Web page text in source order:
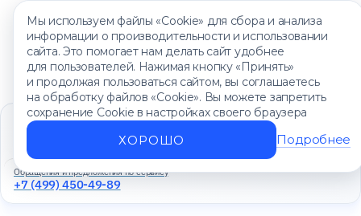
Мы используем файлы «Cookie» для сбора и анализа
информации о производительности и использовании
сайта. Это помогает нам делать сайт удобнее
для пользователей. Нажимая кнопку «Принять»
и продолжая пользоваться сайтом, вы соглашаетесь
на обработку файлов «Cookie». Вы можете запретить
сохранение Cookie в настройках своего браузера
ХОРОШО Подробнее
Единый контакт-центр
+7 (499) 450-88-89
Ежедневно с 8:00 до 20:00
Обращения и предложения по сервису
+7 (499) 450-49-89